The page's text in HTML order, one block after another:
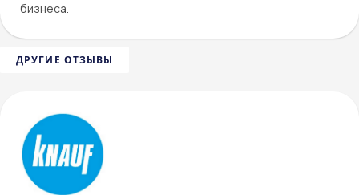
бизнеса.
ДРУГИЕ ОТЗЫВЫ